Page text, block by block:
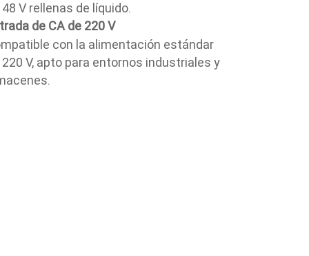
V rellenas de líquido.
de CA de 220 V
con la alimentación estándar
V, apto para entornos industriales y